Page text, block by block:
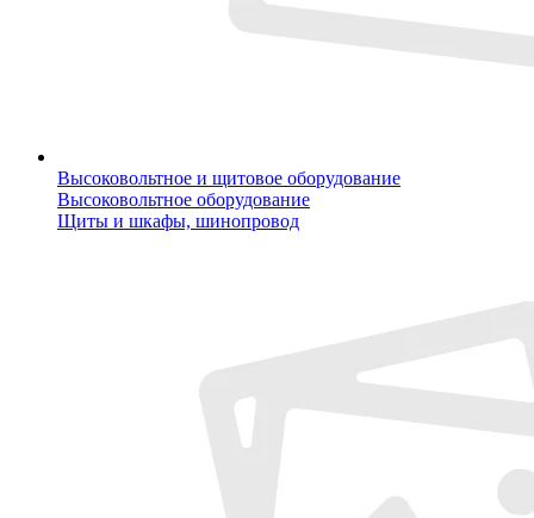
Высоковольтное и щитовое оборудование
Высоковольтное оборудование
Щиты и шкафы, шинопровод